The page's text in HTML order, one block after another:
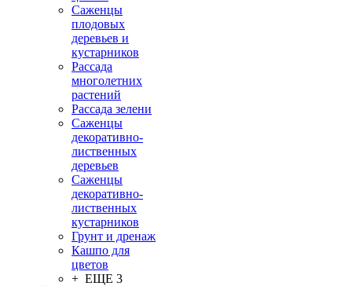
Саженцы
плодовых
деревьев и
кустарников
Рассада
многолетних
растений
Рассада зелени
Саженцы
декоративно-
лиственных
деревьев
Саженцы
декоративно-
лиственных
кустарников
Грунт и дренаж
Кашпо для
цветов
+ ЕЩЕ 3